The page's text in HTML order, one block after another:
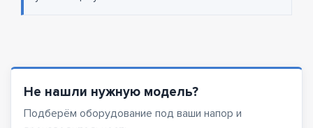
Не нашли нужную модель?
Подберём оборудование под ваши напор и